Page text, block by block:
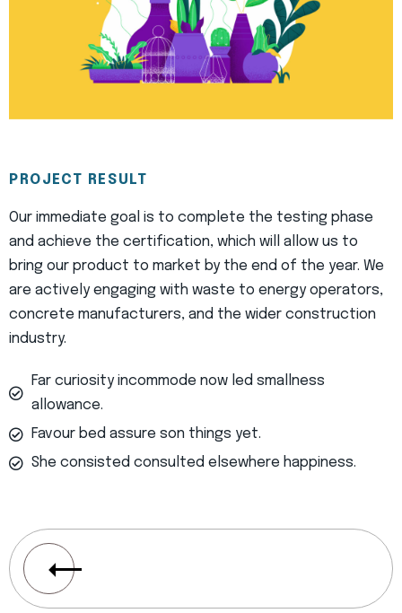
PROJECT RESULT
Our immediate goal is to complete the testing phase
and achieve the certification, which will allow us to
bring our product to market by the end of the year. We
are actively engaging with waste to energy operators,
concrete manufacturers, and the wider construction
industry.
Far curiosity incommode now led smallness
allowance.
Favour bed assure son things yet.
She consisted consulted elsewhere happiness.